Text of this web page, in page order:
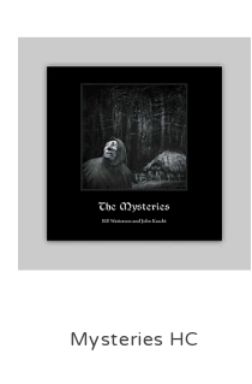
Mysteries HC